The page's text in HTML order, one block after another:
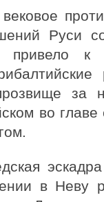
Руси
привело
за
во главе
в